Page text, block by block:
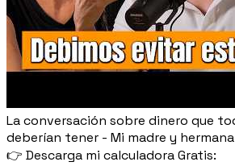
La conversación sobre dinero que
deberían tener - Mi madre y hermana
👉 Descarga mi calculadora Gratis: